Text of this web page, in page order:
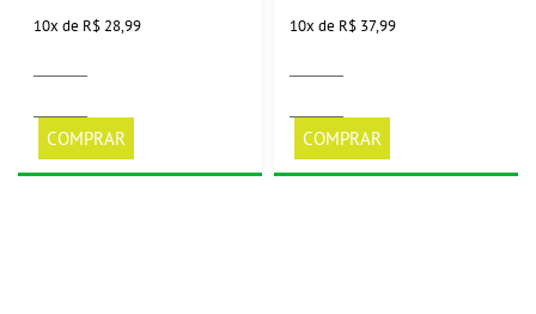
10x de R$ 28,99
COMPRAR
10x de R$ 37,99
COMPRAR